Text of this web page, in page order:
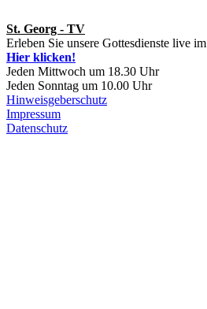
St. Georg - TV
Erleben Sie unsere Gottesdienste live
Hier klicken!
Jeden Mittwoch um 18.30 Uhr
Jeden Sonntag um 10.00 Uhr
Hinweisgeberschutz
Impressum
Datenschutz